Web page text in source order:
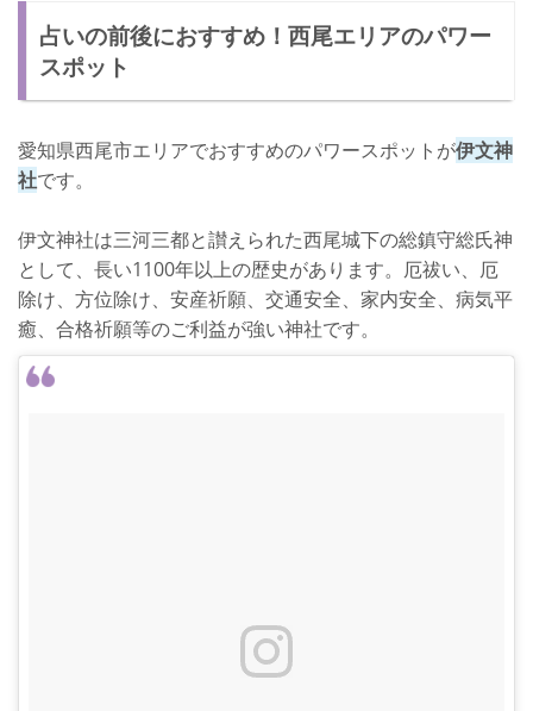
占いの前後におすすめ！西尾エリアのパワー
スポット
愛知県西尾市エリアでおすすめのパワースポットが伊文神
社です。
伊文神社は三河三都と讃えられた西尾城下の総鎮守総氏神
として、長い1100年以上の歴史があります。厄祓い、厄
除け、方位除け、安産祈願、交通安全、家内安全、病気平
癒、合格祈願等のご利益が強い神社です。